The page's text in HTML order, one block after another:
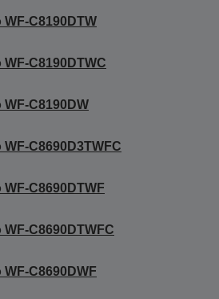
C8190DTW
C8190DTWC
C8190DW
C8690D3TWFC
C8690DTWF
C8690DTWFC
C8690DWF